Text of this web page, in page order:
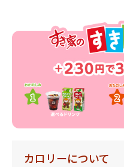
カロリーについて